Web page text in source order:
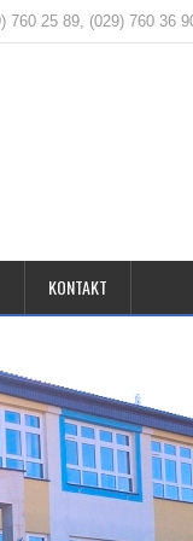
760 25 89, (029) 760 36
KONTAKT